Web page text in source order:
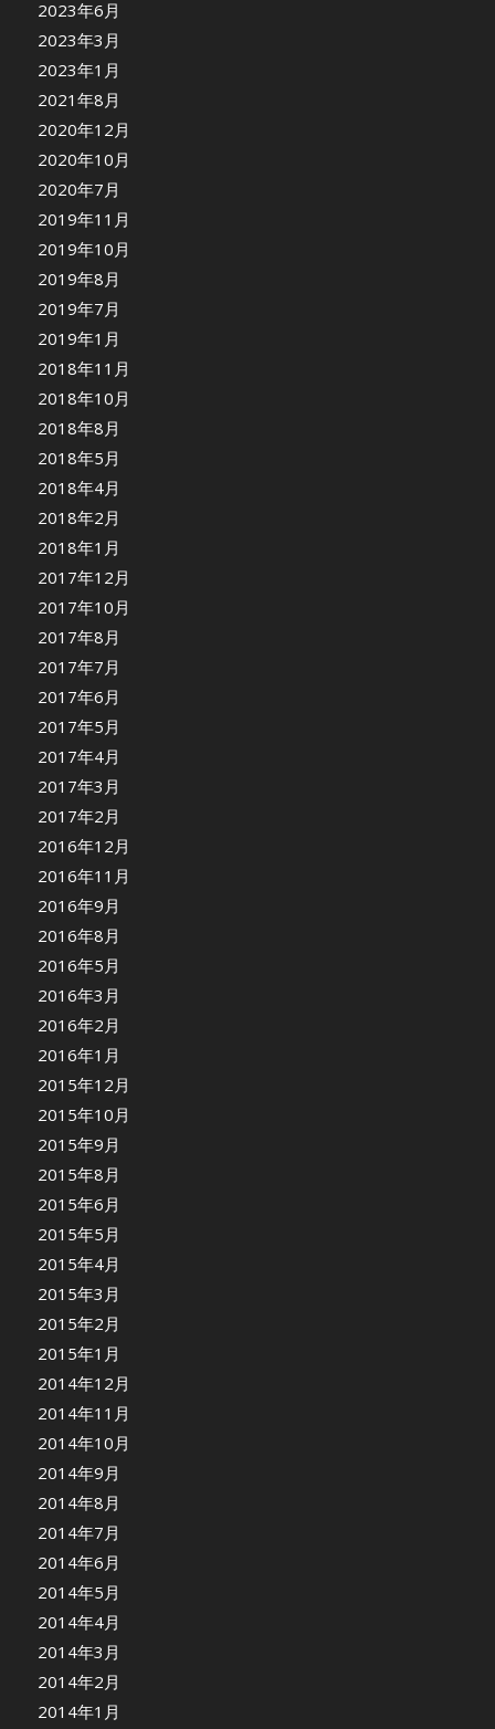
2023年6月
2023年3月
2023年1月
2021年8月
2020年12月
2020年10月
2020年7月
2019年11月
2019年10月
2019年8月
2019年7月
2019年1月
2018年11月
2018年10月
2018年8月
2018年5月
2018年4月
2018年2月
2018年1月
2017年12月
2017年10月
2017年8月
2017年7月
2017年6月
2017年5月
2017年4月
2017年3月
2017年2月
2016年12月
2016年11月
2016年9月
2016年8月
2016年5月
2016年3月
2016年2月
2016年1月
2015年12月
2015年10月
2015年9月
2015年8月
2015年6月
2015年5月
2015年4月
2015年3月
2015年2月
2015年1月
2014年12月
2014年11月
2014年10月
2014年9月
2014年8月
2014年7月
2014年6月
2014年5月
2014年4月
2014年3月
2014年2月
2014年1月